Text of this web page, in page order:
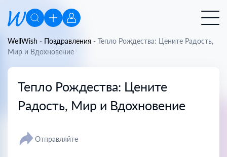
WellWish - Поздравления - Тепло Рождества: Цените Радость,
Мир и Вдохновение
Тепло Рождества: Цените
Радость, Мир и Вдохновение
Отправляйте